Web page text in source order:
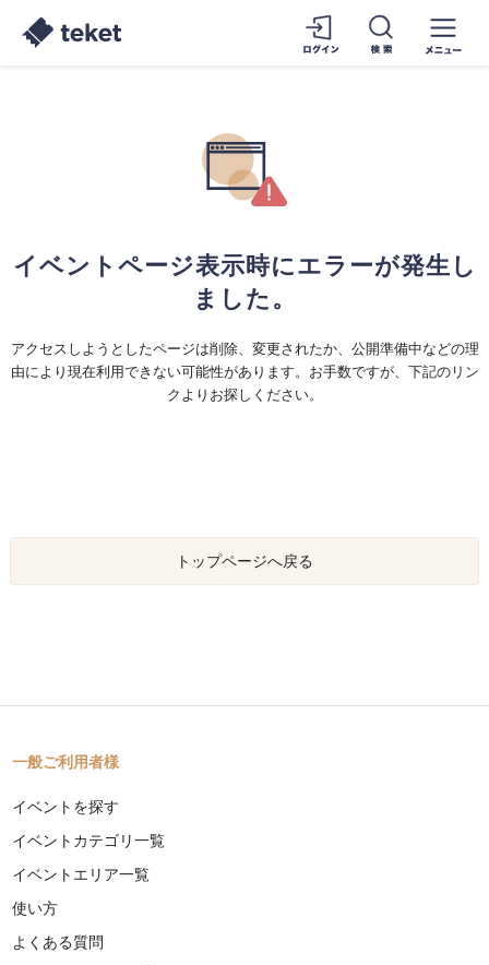
イベントページ表示時にエラーが発生し
ました。
アクセスしようとしたページは削除、変更されたか、公開準備中などの理
由により現在利用できない可能性があります。お手数ですが、下記のリン
クよりお探しください。
トップページへ戻る
一般ご利用者様
イベントを探す
イベントカテゴリ一覧
イベントエリア一覧
使い方
よくある質問